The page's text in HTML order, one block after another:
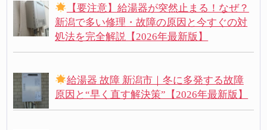
【要注意】給湯器が突然止まる！なぜ？
新潟で多い修理・故障の原因と今すぐの対
処法を完全解説【2026年最新版】
給湯器 故障 新潟市｜冬に多発する故障
原因と“早く直す解決策”【2026年最新版】